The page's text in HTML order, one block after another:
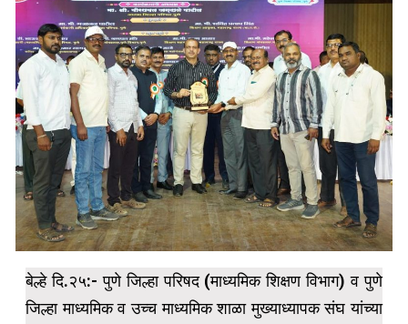
बेल्हे दि.२५:- पुणे जिल्हा परिषद (माध्यमिक शिक्षण विभाग) व पुणे
जिल्हा माध्यमिक व उच्च माध्यमिक शाळा मुख्याध्यापक संघ यांच्या